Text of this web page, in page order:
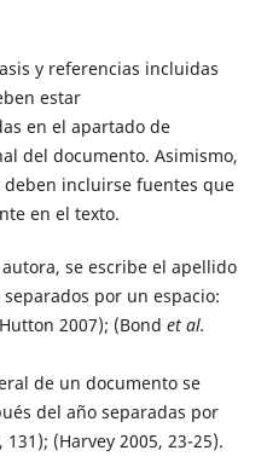
y referencias incluidas
estar
en el apartado de
del documento. Asimismo,
incluirse fuentes que
en el texto.
se escribe el apellido
por un espacio:
2007); (Bond et al.
de un documento se
del año separadas por
(Harvey 2005, 23-25).